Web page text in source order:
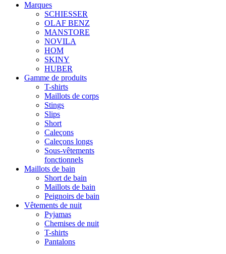
Marques
SCHIESSER
OLAF BENZ
MANSTORE
NOVILA
HOM
SKINY
HUBER
Gamme de produits
T-shirts
Maillots de corps
Stings
Slips
Short
Caleçons
Caleçons longs
Sous-vêtements
fonctionnels
Maillots de bain
Short de bain
Maillots de bain
Peignoirs de bain
Vêtements de nuit
Pyjamas
Chemises de nuit
T-shirts
Pantalons